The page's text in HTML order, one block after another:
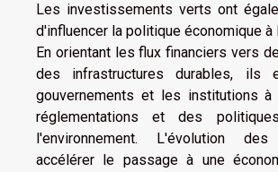
Les investissements verts ont
d'influencer la politique économique à
En orientant les flux financiers vers
des infrastructures durables, ils
gouvernements et les institutions à
réglementations et des
l'environnement. L'évolution
accélérer le passage à une